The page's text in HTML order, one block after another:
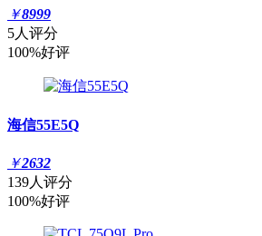
￥8999
5人评分
100%好评
海信55E5Q
￥2632
139人评分
100%好评